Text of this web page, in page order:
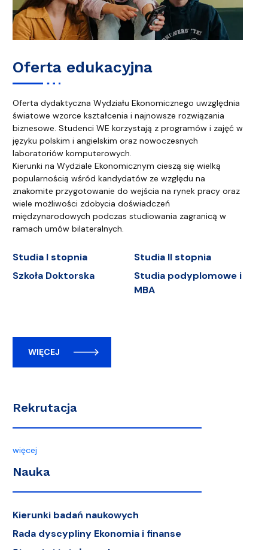
Oferta edukacyjna
Oferta dydaktyczna Wydziału Ekonomicznego uwzględnia
światowe wzorce kształcenia i najnowsze rozwiązania
biznesowe. Studenci WE korzystają z programów i zajęć w
języku polskim i angielskim oraz nowoczesnych
laboratoriów komputerowych.
Kierunki na Wydziale Ekonomicznym cieszą się wielką
popularnością wśród kandydatów ze względu na
znakomite przygotowanie do wejścia na rynek pracy oraz
wiele możliwości zdobycia doświadczeń
międzynarodowych podczas studiowania zagranicą w
ramach umów bilateralnych.
Studia I stopnia
Studia II stopnia
Szkoła Doktorska
Studia podyplomowe i
MBA
WIĘCEJ
Rekrutacja
więcej
Nauka
Kierunki badań naukowych
Rada dyscypliny Ekonomia i finanse